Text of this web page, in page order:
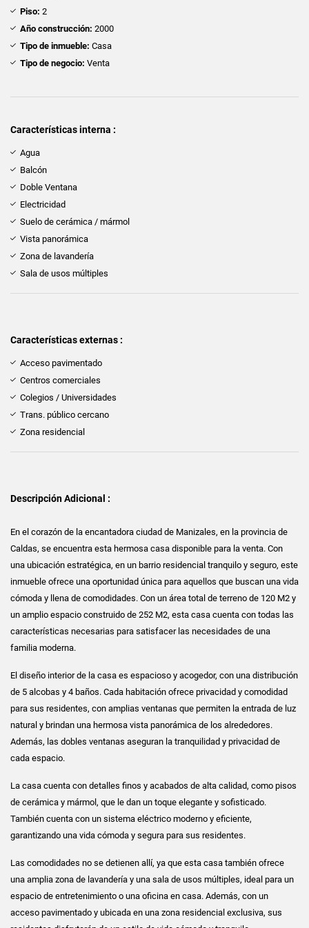
Piso: 2
Año construcción: 2000
Tipo de inmueble: Casa
Tipo de negocio: Venta
Características interna :
Agua
Balcón
Doble Ventana
Electricidad
Suelo de cerámica / mármol
Vista panorámica
Zona de lavandería
Sala de usos múltiples
Características externas :
Acceso pavimentado
Centros comerciales
Colegios / Universidades
Trans. público cercano
Zona residencial
Descripción Adicional :
En el corazón de la encantadora ciudad de Manizales, en la provincia de
Caldas, se encuentra esta hermosa casa disponible para la venta. Con
una ubicación estratégica, en un barrio residencial tranquilo y seguro, este
inmueble ofrece una oportunidad única para aquellos que buscan una vida
cómoda y llena de comodidades. Con un área total de terreno de 120 M2 y
un amplio espacio construido de 252 M2, esta casa cuenta con todas las
características necesarias para satisfacer las necesidades de una
familia moderna.
El diseño interior de la casa es espacioso y acogedor, con una distribución
de 5 alcobas y 4 baños. Cada habitación ofrece privacidad y comodidad
para sus residentes, con amplias ventanas que permiten la entrada de luz
natural y brindan una hermosa vista panorámica de los alrededores.
Además, las dobles ventanas aseguran la tranquilidad y privacidad de
cada espacio.
La casa cuenta con detalles finos y acabados de alta calidad, como pisos
de cerámica y mármol, que le dan un toque elegante y sofisticado.
También cuenta con un sistema eléctrico moderno y eficiente,
garantizando una vida cómoda y segura para sus residentes.
Las comodidades no se detienen allí, ya que esta casa también ofrece
una amplia zona de lavandería y una sala de usos múltiples, ideal para un
espacio de entretenimiento o una oficina en casa. Además, con un
acceso pavimentado y ubicada en una zona residencial exclusiva, sus